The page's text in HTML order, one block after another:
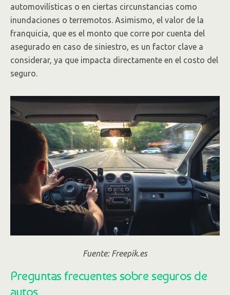
automovilísticas o en ciertas circunstancias como
inundaciones o terremotos. Asimismo, el valor de la
franquicia, que es el monto que corre por cuenta del
asegurado en caso de siniestro, es un factor clave a
considerar, ya que impacta directamente en el costo del
seguro.
Fuente: Freepik.es
Preguntas frecuentes sobre seguros de
autos